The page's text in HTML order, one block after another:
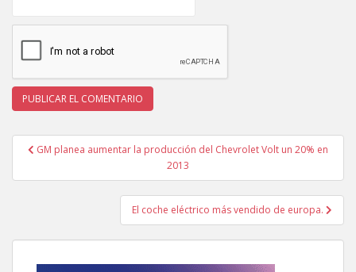
Navegación
entradas
GM planea aumentar la producción del Chevrolet Volt un 20% en
2013
El coche eléctrico más vendido de europa.